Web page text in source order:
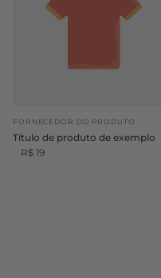
FORNECEDOR DO PRODUTO
Título de produto de exemplo
R$ 19